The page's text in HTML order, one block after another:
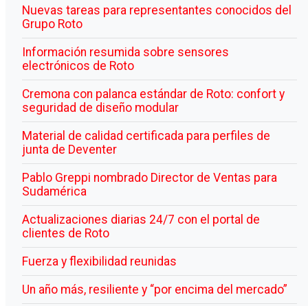
Nuevas tareas para representantes conocidos del
Grupo Roto
Información resumida sobre sensores
electrónicos de Roto
Cremona con palanca estándar de Roto: confort y
seguridad de diseño modular
Material de calidad certificada para perfiles de
junta de Deventer
Pablo Greppi nombrado Director de Ventas para
Sudamérica
Actualizaciones diarias 24/7 con el portal de
clientes de Roto
Fuerza y flexibilidad reunidas
Un año más, resiliente y “por encima del mercado”